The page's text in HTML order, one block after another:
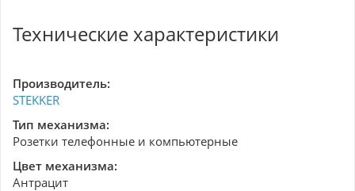
Технические характеристики
Производитель:
STEKKER
Тип механизма:
Розетки телефонные и компьютерные
Цвет механизма:
Антрацит